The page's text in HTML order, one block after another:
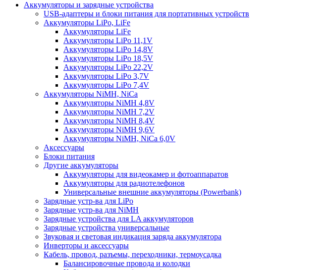
Аккумуляторы и зарядные устройства
USB-адаптеры и блоки питания для портативных устройств
Аккумуляторы LiPo, LiFe
Аккумуляторы LiFe
Аккумуляторы LiPo 11,1V
Аккумуляторы LiPo 14,8V
Аккумуляторы LiPo 18,5V
Аккумуляторы LiPo 22,2V
Аккумуляторы LiPo 3,7V
Аккумуляторы LiPo 7,4V
Аккумуляторы NiMH, NiCa
Аккумуляторы NiMH 4,8V
Аккумуляторы NiMH 7,2V
Аккумуляторы NiMH 8,4V
Аккумуляторы NiMH 9,6V
Аккумуляторы NiMH, NiCa 6,0V
Аксессуары
Блоки питания
Другие аккумуляторы
Аккумуляторы для видеокамер и фотоаппаратов
Аккумуляторы для радиотелефонов
Универсальные внешние аккумуляторы (Powerbank)
Зарядные устр-ва для LiPo
Зарядные устр-ва для NiMH
Зарядные устройства для LA аккумуляторов
Зарядные устройства универсальные
Звуковая и световая индикация заряда аккумулятора
Инверторы и аксессуары
Кабель, провод, разъемы, переходники, термоусадка
Балансировочные провода и колодки